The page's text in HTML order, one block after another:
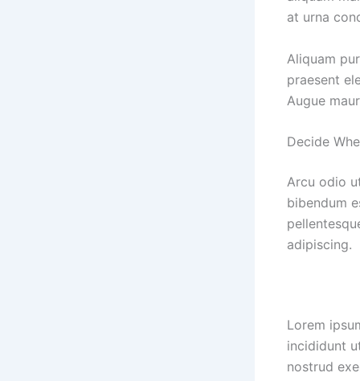
at urna
Aliquam
praesent
Augue
Decide
Arcu odio
bibendum
adipiscing.
Lorem
incididunt
nostrud